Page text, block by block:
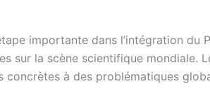
importante dans l’intégration du
sur la scène scientifique mondiale.
concrètes à des problématiques